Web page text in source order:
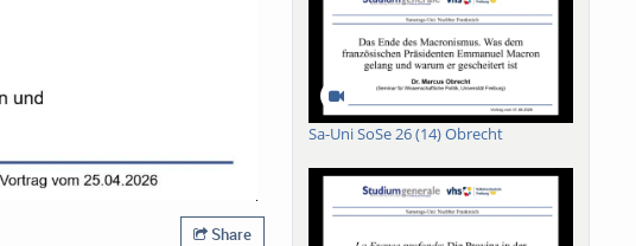
Share
Sa-Uni SoSe 26 (14) Obrecht